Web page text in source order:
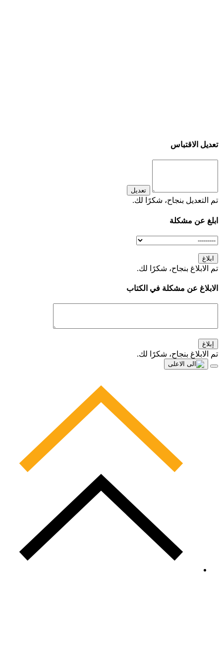
تعديل الاقتباس
تعديل
تم التعديل بنجاح، شكرًا لك.
ابلغ عن مشكلة
ابلاغ
تم الابلاغ بنجاح، شكرًا لك.
الابلاغ عن مشكلة في الكتاب
إبلاغ
تم الابلاغ بنجاح، شكرًا لك.